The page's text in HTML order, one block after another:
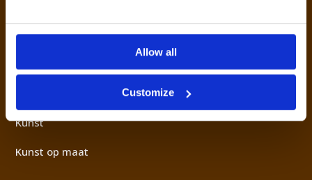
Allow all
Customize
+31 6 31 08 49 65
Kunst
Kunst op maat